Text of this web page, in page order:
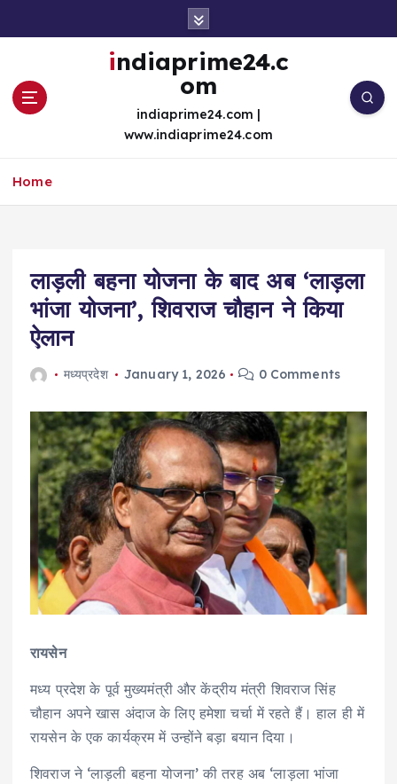
indiaprime24.c
om
indiaprime24.com |
www.indiaprime24.com
Home
लाड़ली बहना योजना के बाद अब ‘लाड़ला
भांजा योजना’, शिवराज चौहान ने किया
ऐलान
मध्यप्रदेश January 1, 2026 0 Comments
रायसेन
मध्य प्रदेश के पूर्व मुख्यमंत्री और केंद्रीय मंत्री शिवराज सिंह
चौहान अपने खास अंदाज के लिए हमेशा चर्चा में रहते हैं। हाल ही में
रायसेन के एक कार्यक्रम में उन्होंने बड़ा बयान दिया।
शिवराज ने ‘लाड़ली बहना योजना’ की तरह अब ‘लाड़ला भांजा